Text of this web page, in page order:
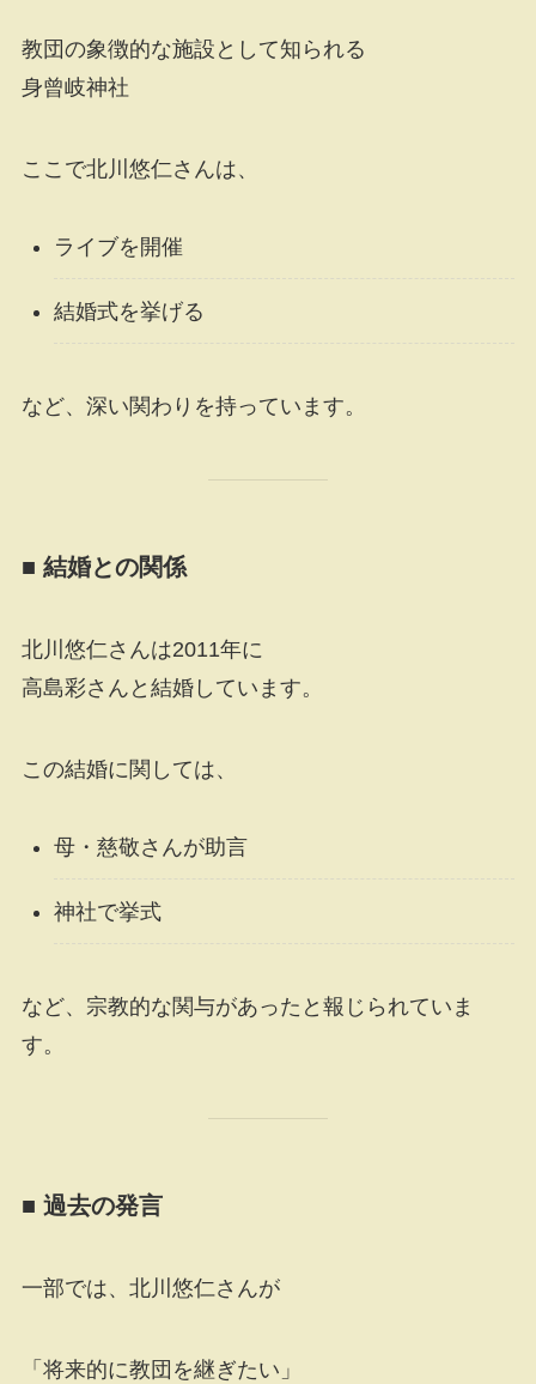
教団の象徴的な施設として知られる
身曾岐神社
ここで北川悠仁さんは、
ライブを開催
結婚式を挙げる
など、深い関わりを持っています。
■ 結婚との関係
北川悠仁さんは2011年に
高島彩さんと結婚しています。
この結婚に関しては、
母・慈敬さんが助言
神社で挙式
など、宗教的な関与があったと報じられていま
す。
■ 過去の発言
一部では、北川悠仁さんが
「将来的に教団を継ぎたい」